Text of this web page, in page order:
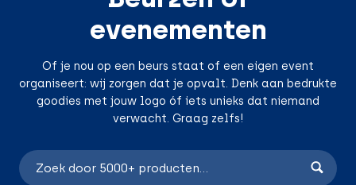
evenementen
Of je nou op een beurs staat of een eigen event
organiseert: wij zorgen dat je opvalt. Denk aan bedrukte
goodies met jouw logo óf iets unieks dat niemand
verwacht. Graag zelfs!